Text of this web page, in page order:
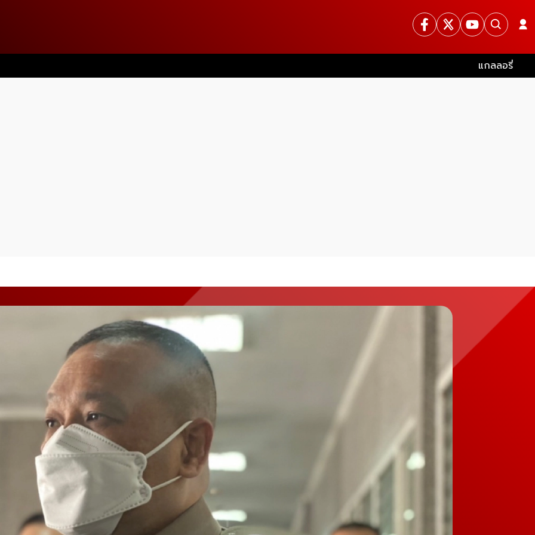
แกลลอรี่